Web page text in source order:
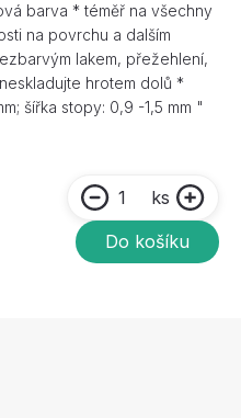
barva * téměř na všechny
na povrchu a dalším
lakem, přežehlení,
hrotem dolů *
šířka stopy: 0,9 -1,5 mm "
ks
Do košíku